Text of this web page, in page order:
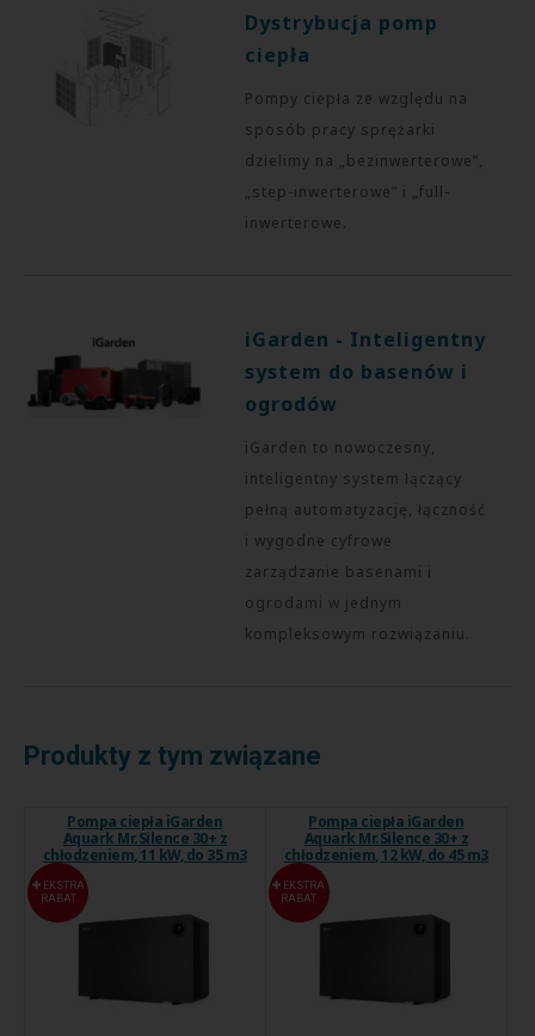
Dystrybucja pomp
ciepła
Pompy ciepła ze względu na
sposób pracy sprężarki
dzielimy na „bezinwerterowe”,
„step-inwerterowe” i „full-
inwerterowe.
iGarden - Inteligentny
system do basenów i
ogrodów
iGarden to nowoczesny,
inteligentny system łączący
pełną automatyzację, łączność
i wygodne cyfrowe
zarządzanie basenami i
ogrodami w jednym
kompleksowym rozwiązaniu.
Produkty z tym związane
Pompa ciepła iGarden
Aquark Mr.Silence 30+ z
chłodzeniem, 11 kW, do 35 m3
EKSTRA
RABAT
Pompa ciepła iGarden
Aquark Mr.Silence 30+ z
chłodzeniem, 12 kW, do 45 m3
EKSTRA
RABAT